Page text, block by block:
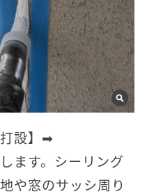
設】➡
ます。シーリング
や窓のサッシ周り